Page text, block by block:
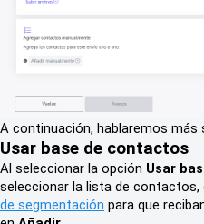
A continuación, hablaremos más
Usar base de contactos
Al seleccionar la opción Usar
seleccionar la lista de
de segmentación para que